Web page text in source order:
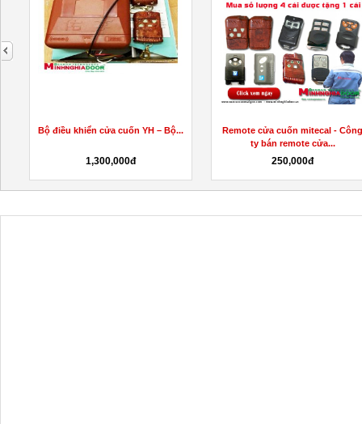
Bộ điều khiển cửa cuốn YH – Bộ...
1,300,000đ
Remote cửa cuốn mitecal -
ty bán remote cửa...
250,000đ
next